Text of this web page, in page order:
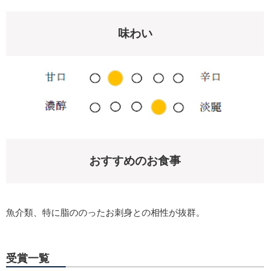
味わい
おすすめのお食事
魚介類、特に脂ののったお刺身との相性が抜群。
受賞一覧